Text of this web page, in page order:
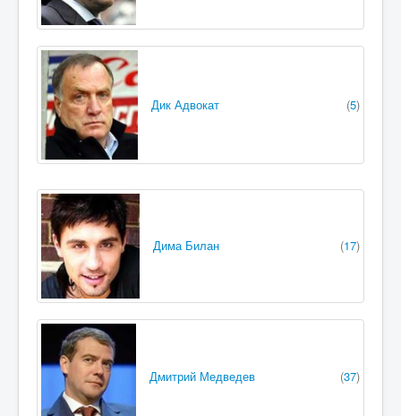
Дик Адвокат (5)
Дима Билан (17)
Дмитрий Медведев (37)